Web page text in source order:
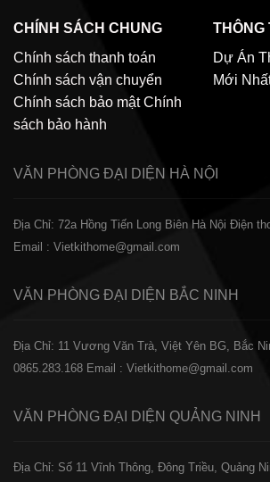
CHÍNH SÁCH CHUNG
Chính sách thanh toán
Chính sách vận chuyển
Chính sách bảo mật Chính
sách bảo hành
THÔNG
Dự Án
Mới
VĂN PHÒNG ĐẠI DIỆN HÀ NỘI
Địa Chỉ: 72a Hồng Tiến Long Biên Hà Nội Điện
Email : Vietkithome@gmail.com
VĂN PHÒNG ĐẠI DIỆN BẮC NINH
Địa Chỉ: 11 Vương Văn Trà, Việt Yên BG, Bắc
0865.283.168 Email : Vietkithome@gmail.com
VĂN PHÒNG ĐẠI DIỆN QUẢNG NINH
Địa Chỉ: Số 11 Vĩnh Thông, Đông Triều, Quảng